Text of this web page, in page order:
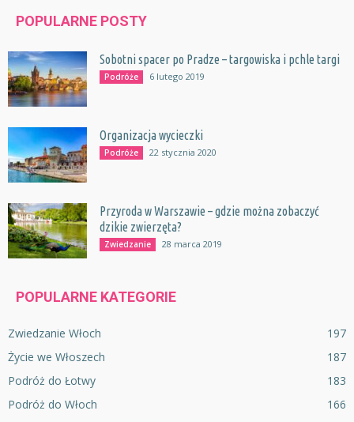
POPULARNE POSTY
Sobotni spacer po Pradze – targowiska i pchle targi
Podróże 6 lutego 2019
Organizacja wycieczki
Podróże 22 stycznia 2020
Przyroda w Warszawie – gdzie można zobaczyć
dzikie zwierzęta?
Zwiedzanie 28 marca 2019
POPULARNE KATEGORIE
Zwiedzanie Włoch
197
Życie we Włoszech
187
Podróż do Łotwy
183
Podróż do Włoch
166